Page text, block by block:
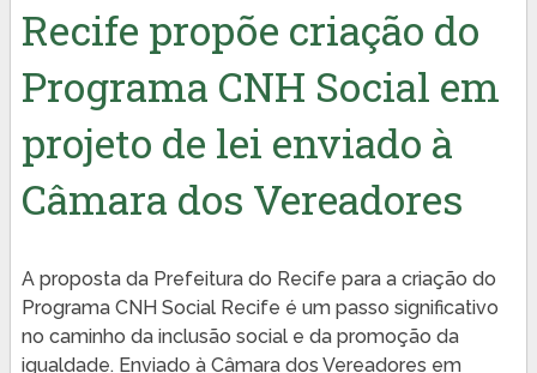
Recife propõe criação do
Programa CNH Social em
projeto de lei enviado à
Câmara dos Vereadores
A proposta da Prefeitura do Recife para a criação do
Programa CNH Social Recife é um passo significativo
no caminho da inclusão social e da promoção da
igualdade. Enviado à Câmara dos Vereadores em